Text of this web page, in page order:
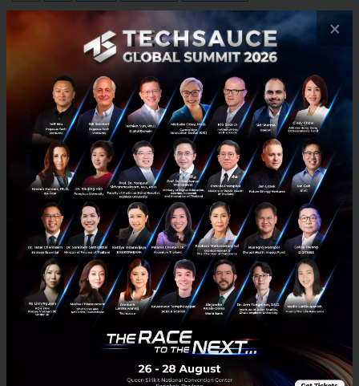
No comment
RELATED ARTICLE
×